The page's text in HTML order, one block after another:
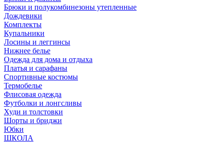
Брюки и полукомбинезоны утепленные
Дождевики
Комплекты
Купальники
Лосины и леггинсы
Нижнее белье
Одежда для дома и отдыха
Платья и сарафаны
Спортивные костюмы
Термобелье
Флисовая одежда
Футболки и лонгсливы
Худи и толстовки
Шорты и бриджи
Юбки
ШКОЛА